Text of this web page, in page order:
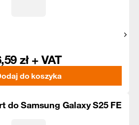
zł + VAT
do koszyka
do Samsung Galaxy S25 FE